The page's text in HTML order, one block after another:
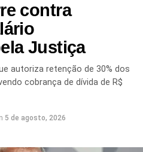
GAROTINHO
NACIONAL
ELEIÇÕES 2026
NA LEI DA FICHA LIMPA
contra
Justiça
autoriza retenção de 30% dos
cobrança de dívida de R$
5 de agosto, 2026